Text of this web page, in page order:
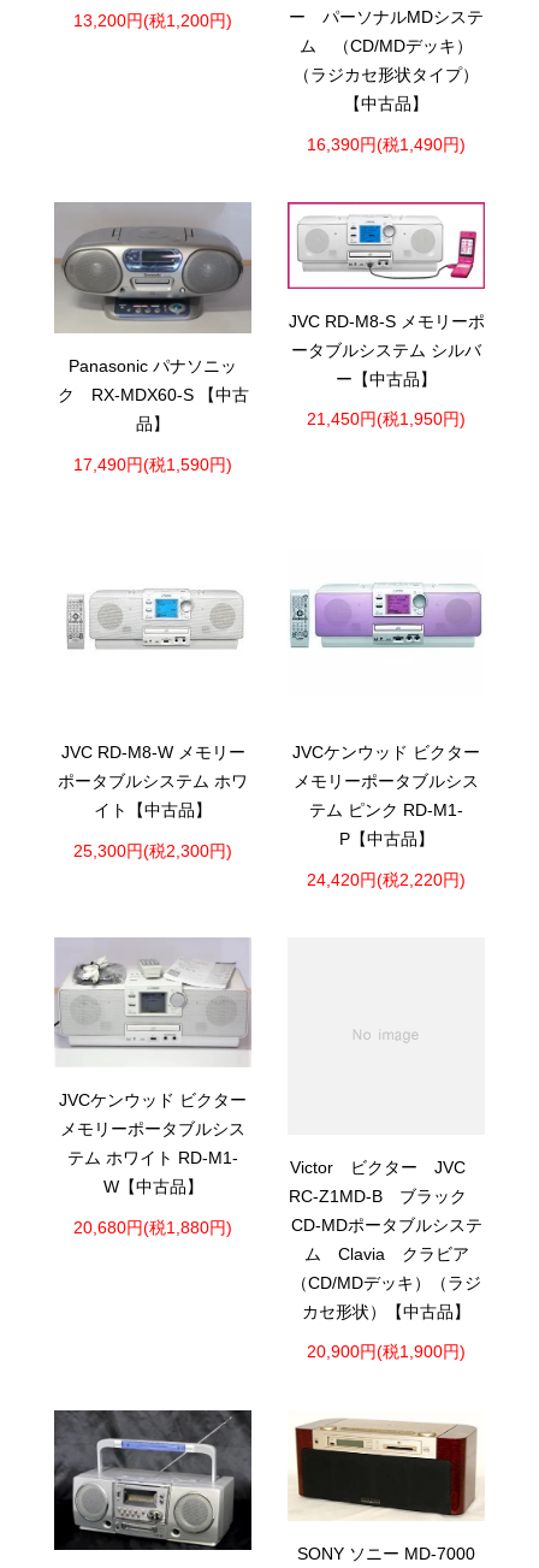
13,200円(税1,200円)
ー パーソナルMDシステ
ム （CD/MDデッキ）
（ラジカセ形状タイプ）
【中古品】
16,390円(税1,490円)
Panasonic パナソニッ
ク RX-MDX60-S 【中古
品】
17,490円(税1,590円)
JVC RD-M8-S メモリーポ
ータブルシステム シルバ
ー【中古品】
21,450円(税1,950円)
JVC RD-M8-W メモリー
ポータブルシステム ホワ
イト【中古品】
25,300円(税2,300円)
JVCケンウッド ビクター
メモリーポータブルシス
テム ピンク RD-M1-
P【中古品】
24,420円(税2,220円)
JVCケンウッド ビクター
メモリーポータブルシス
テム ホワイト RD-M1-
W【中古品】
20,680円(税1,880円)
Victor ビクター JVC
RC-Z1MD-B ブラック
CD-MDポータブルシステ
ム Clavia クラビア
（CD/MDデッキ）（ラジ
カセ形状）【中古品】
20,900円(税1,900円)
SONY ソニー MD-7000